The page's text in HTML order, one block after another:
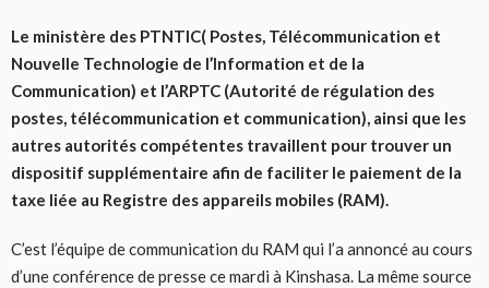
Le ministère des PTNTIC( Postes, Télécommunication et
Nouvelle Technologie de l’Information et de la
Communication) et l’ARPTC (Autorité de régulation des
postes, télécommunication et communication), ainsi que les
autres autorités compétentes travaillent pour trouver un
dispositif supplémentaire afin de faciliter le paiement de la
taxe liée au Registre des appareils mobiles (RAM).
C’est l’équipe de communication du RAM qui l’a annoncé au cours
d’une conférence de presse ce mardi à Kinshasa. La même source